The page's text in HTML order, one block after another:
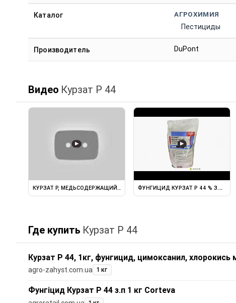
Каталог АГРОХИМИЯ
Пестициды
Производитель DuPont
Видео Курзат Р 44
▶
КУРЗАТ Р, МЕДЬСОДЕРЖАЩИЙ ФУНГИЦИД, В ВАШЕМ САДУ
▶
ФУНГИЦИД КУРЗАТ Р 44 % З.П.
Где купить Курзат Р 44
Курзат Р 44, 1кг, фунгицид, цимоксанил,
agro-zahyst.com.ua 1 кг
Фунгіцид Курзат Р 44 з.п 1 кг Corteva